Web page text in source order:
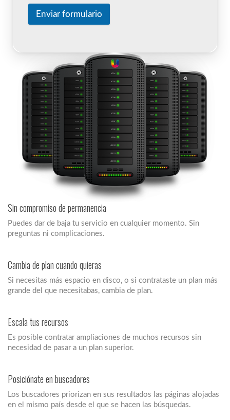
Enviar formulario
Sin compromiso de permanencia
Puedes dar de baja tu servicio en cualquier momento. Sin
preguntas ni complicaciones.
Cambia de plan cuando quieras
Si necesitas más espacio en disco, o si contrataste un plan más
grande del que necesitabas, cambia de plan.
Escala tus recursos
Es posible contratar ampliaciones de muchos recursos sin
necesidad de pasar a un plan superior.
Posiciónate en buscadores
Los buscadores priorizan en sus resultados las páginas alojadas
en el mismo país desde el que se hacen las búsquedas.